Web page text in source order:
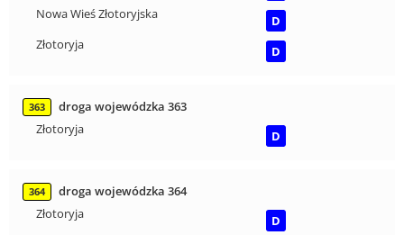
Nowa Wieś Złotoryjska
D
Złotoryja
D
363
droga wojewódzka 363
Złotoryja
D
364
droga wojewódzka 364
Złotoryja
D